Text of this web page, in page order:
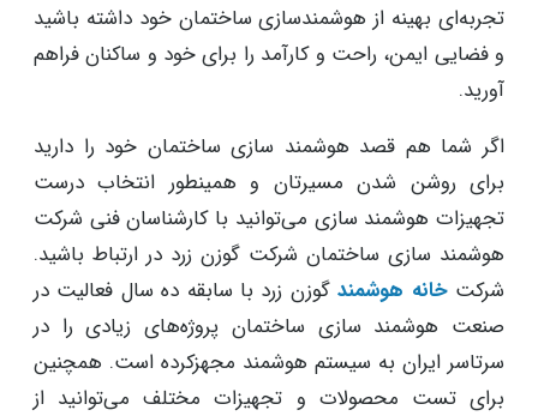
تجربه‌ای بهینه از هوشمندسازی ساختمان خود داشته باشید
و فضایی ایمن، راحت و کارآمد را برای خود و ساکنان فراهم
آورید.
اگر شما هم قصد هوشمند سازی ساختمان خود را دارید
برای روشن شدن مسیرتان و همینطور انتخاب درست
تجهیزات هوشمند سازی می‌توانید با کارشناسان فنی شرکت
هوشمند سازی ساختمان شرکت گوزن زرد در ارتباط باشید.
شرکتخانه هوشمندگوزن زرد با سابقه ده سال فعالیت در
صنعت هوشمند سازی ساختمان پروژه‌های زیادی را در
سرتاسر ایران به سیستم هوشمند مجهزکرده است. همچنین
برای تست محصولات و تجهیزات مختلف می‌توانید از